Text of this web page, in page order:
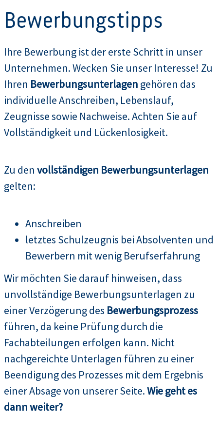
Bewerbungstipps
Ihre Bewerbung ist der erste Schritt in unser
Unternehmen. Wecken Sie unser Interesse! Zu
Ihren Bewerbungsunterlagen gehören das
individuelle Anschreiben, Lebenslauf,
Zeugnisse sowie Nachweise. Achten Sie auf
Vollständigkeit und Lückenlosigkeit.
Zu den vollständigen Bewerbungsunterlagen
gelten:
Anschreiben
letztes Schulzeugnis bei Absolventen und
Bewerbern mit wenig Berufserfahrung
Wir möchten Sie darauf hinweisen, dass
unvollständige Bewerbungsunterlagen zu
einer Verzögerung des Bewerbungsprozess
führen, da keine Prüfung durch die
Fachabteilungen erfolgen kann. Nicht
nachgereichte Unterlagen führen zu einer
Beendigung des Prozesses mit dem Ergebnis
einer Absage von unserer Seite.Wie geht es
dann weiter?